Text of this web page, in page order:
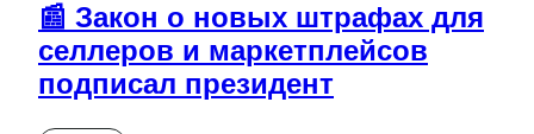
📰 Закон о новых штрафах для
селлеров и маркетплейсов
подписал президент